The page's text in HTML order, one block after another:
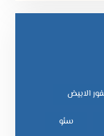
الابيض
سئو